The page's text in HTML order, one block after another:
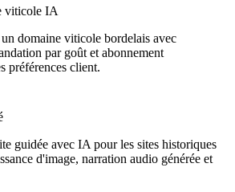
viticole IA
domaine viticole bordelais avec
par goût et abonnement
préférences client.
guidée avec IA pour les sites historiques
d'image, narration audio générée et